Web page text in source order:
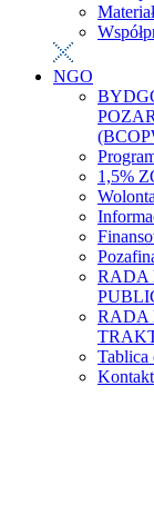
NGO
1,5%
RADA
RADA
Tablica
Kontakt